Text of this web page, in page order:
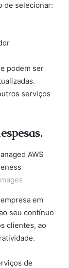
de selecionar:
podem ser
serviços
em
seu contínuo
clientes, ao
de